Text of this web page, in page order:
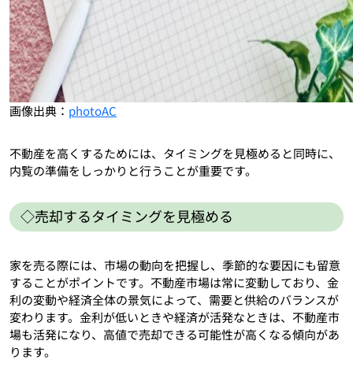
画像出典： photoAC
不動産を高くするためには、タイミングを見極めると同時に、
内覧の準備をしっかりと行うことが重要です。
◇売却するタイミングを見極める
家を売る際には、市場の動向を把握し、季節的な要因にも留意
することがポイントです。不動産市場は常に変動しており、金
利の変動や経済全体の景気によって、需要と供給のバランスが
変わります。金利が低いときや経済が活発なときは、不動産市
場も活発になり、高値で売却できる可能性が高くなる傾向があ
ります。